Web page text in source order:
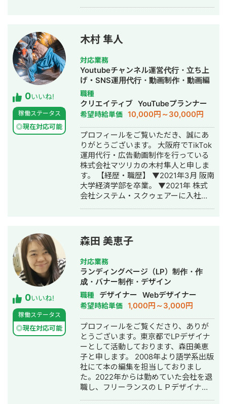
BicTech出身のAIエンジニアを中心に約
50人規模まで組織を拡大。日本最大級
のAI特化展示会である『AI・人工知能
EXPO』における特別講演”AI Table”の
登壇実績も有する。
0いいね!
稼働ステータス
◎現在対応可能
木村 隼人
対応業務
Youtubeチャンネル運営代行・立ち上
げ・SNS運用代行・動画制作・動画編
集
職種
クリエイティブ YouTubeプランナー
希望時給単価 10,000円～30,000円
プロフィールをご覧いただき、誠にあ
りがとうございます。 大阪府でTikTok
運用代行・広告動画制作を行っている
株式会社マツリカの木村隼人と申しま
す。 【経歴・職歴】 ▼2021年3月 阪南
大学経済学部を卒業。 ▼2021年 株式
会社システム・スクゥェアーに入社。
動画制作と並行して動画編集CAMPの
講師を務め、TikTok運用代行業務をス
タート。 ▼2025年9月 株式会社マツリ
カを設立。 【実績】 ・賃貸不動産の
TikTok運用 求人） 運用半年間で100名
以上の応募を獲得、7名の採用を達成。
集客） 月100件以上の申し込みを実
現。 ・ラウンジのTikTok運用 求人）
運用半年間で100名以上の応募を獲得。
求人サイト掲載時と比較して費用対効
果と応募者の質が向上。 ・古着屋の
TikTok運用と広告動画制作 集客） 四国
に2店舗を出店を支援し、オープンから
2日間で売上300万円達成。 既存店舗
もオープンから1年以上で過去最高売上
を更新中。 TikTok用に制作した動画は
InstagramやYouTubeにも展開し、各
0いいね!
稼働ステータス
◎現在対応可能
森田 美恵子
対応業務
ランディングページ（LP）制作・作
成・バナー制作・デザイン
職種 デザイナー Webデザイナー
希望時給単価 1,000円～3,000円
プロフィールをご覧くださり、ありが
とうございます。東京都でLPデザイナ
ーとして活動しております、森田美恵
子と申します。 2008年より語学系出版
社にて本の編集を担当しておりまし
た。2022年からは勤めていた会社を退
職し、フリーランスのＬＰデザイナー